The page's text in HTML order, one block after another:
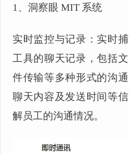
1、洞察眼 MIT 系统
实时监控与记录：实时
工具的聊天记录，包括
件传输等多种形式的沟
聊天内容及发送时间等
解员工的沟通情况。